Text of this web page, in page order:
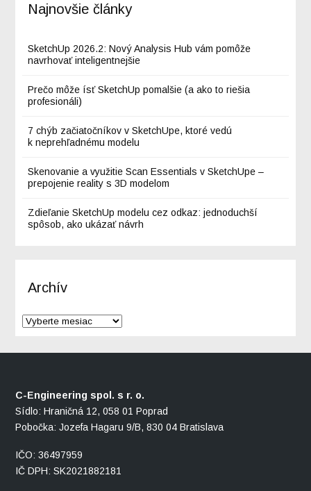
Najnovšie články
SketchUp 2026.2: Nový Analysis Hub vám pomôže
navrhovať inteligentnejšie
Prečo môže ísť SketchUp pomalšie (a ako to riešia
profesionáli)
7 chýb začiatočníkov v SketchUpe, ktoré vedú
k neprehľadnému modelu
Skenovanie a využitie Scan Essentials v SketchUpe –
prepojenie reality s 3D modelom
Zdieľanie SketchUp modelu cez odkaz: jednoduchší
spôsob, ako ukázať návrh
Archív
C-Engineering spol. s r. o.
Sídlo: Hraničná 12, 058 01 Poprad
Pobočka: Jozefa Hagaru 9/B, 830 04 Bratislava
IČO: 36497959
IČ DPH: SK2021882181